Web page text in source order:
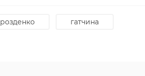
гатчина